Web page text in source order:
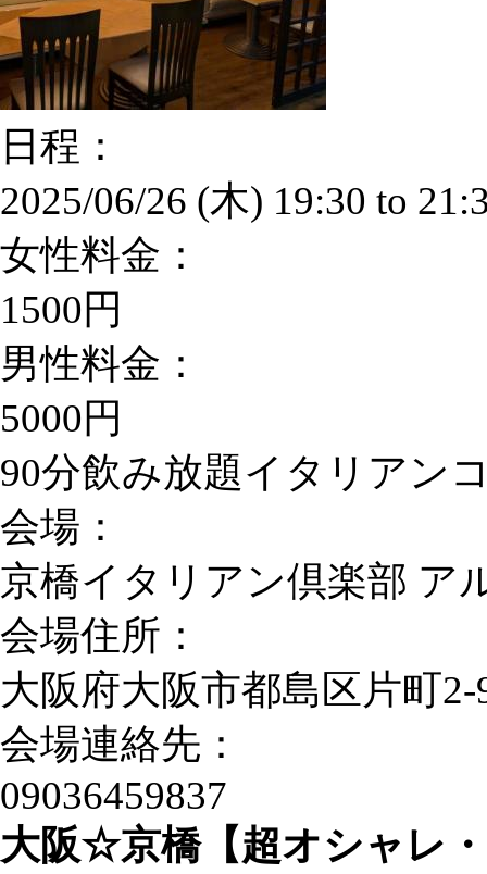
日程：
2025/06/26 (木) 19:30 to
女性料金：
1500円
男性料金：
5000円
90分飲み放題イタリアン
会場：
京橋イタリアン倶楽部 ア
会場住所：
大阪府大阪市都島区片町
会場連絡先：
09036459837
大阪☆京橋【超オシャレ